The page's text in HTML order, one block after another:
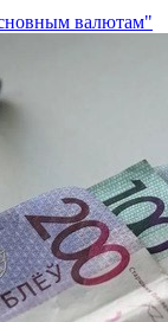
валютам"